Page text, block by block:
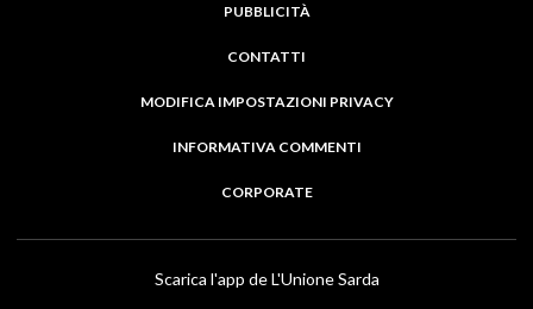
PUBBLICITÀ
CONTATTI
MODIFICA IMPOSTAZIONI PRIVACY
INFORMATIVA COMMENTI
CORPORATE
Scarica l'app de L'Unione Sarda